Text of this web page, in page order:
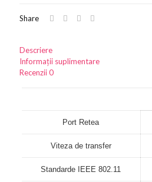
N300,
Share
Descriere
Informații suplimentare
Recenzii0
Port Retea
Viteza de transfer
Standarde IEEE 802.11